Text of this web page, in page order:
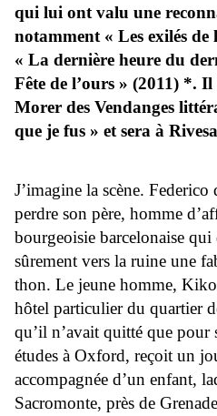
qui lui ont valu une
notamment « Les exilés de
« La dernière heure du
Fête de l’ours » (2011) *.
Morer des Vendanges
que je fus » et sera à
J’imagine la scène.
perdre son père, homme
bourgeoisie barcelonaise
sûrement vers la ruine une
thon. Le jeune homme,
hôtel particulier du quartier
qu’il n’avait quitté que pour
études à Oxford, reçoit un
accompagnée d’un enfant,
Sacromonte, près de